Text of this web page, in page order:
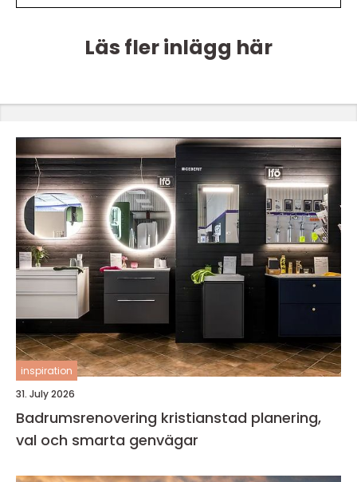
Läs fler inlägg här
inspiration
31. July 2026
Badrumsrenovering kristianstad planering,
val och smarta genvägar